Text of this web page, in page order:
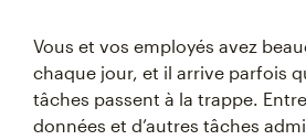
Vous et vos employés avez
chaque jour, et il arrive parfois
tâches passent à la trappe.
données et d’autres tâches